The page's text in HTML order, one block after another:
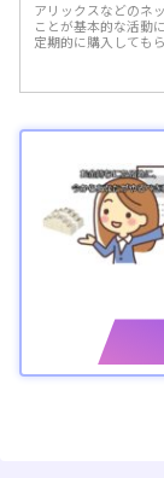
アリックスなどのネ
ことが基本的な活動
定期的に購入しても